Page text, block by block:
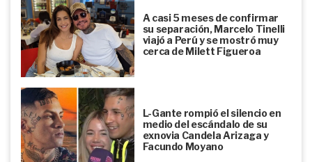
A casi 5 meses de confirmar
su separación, Marcelo Tinelli
viajó a Perú y se mostró muy
cerca de Milett Figueroa
L-Gante rompió el silencio en
medio del escándalo de su
exnovia Candela Arizaga y
Facundo Moyano